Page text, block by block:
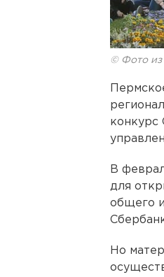
© Фото из
конкурс
В
для
общего
Но